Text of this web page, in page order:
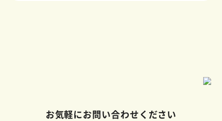
お気軽にお問い合わせください